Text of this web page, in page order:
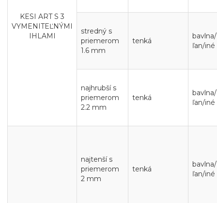
KESI ART S 3
VYMENITEĽNÝMI
IHLAMI
stredný s
priemerom
1.6 mm
tenká
bavlna/
ľan/iné
najhrubší s
priemerom
2.2 mm
tenká
bavlna/
ľan/iné
najtenší s
priemerom
2 mm
tenká
bavlna/
ľan/iné